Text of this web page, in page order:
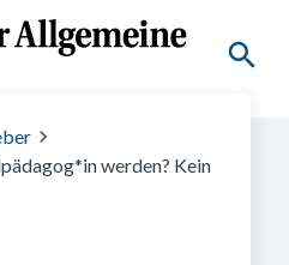
werden? Kein